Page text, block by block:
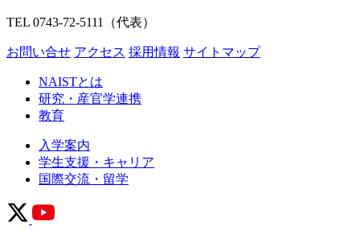
TEL 0743-72-5111（代表）
お問い合せ アクセス 採用情報 サイトマップ
NAISTとは
研究・産官学連携
教育
入学案内
学生支援・キャリア
国際交流・留学